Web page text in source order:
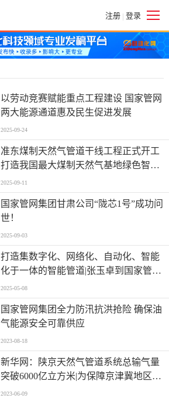
注册 | 登录
以劳动竞赛赋能重点工程建设 国家管网
两大能源通道惠及民生促进发展
2025-09-24
准东煤制天然气管道干线工程正式开工
打造我国最大煤制天然气基地绿色智能
外输管道
2025-09-11
国家管网集团甘肃公司“陇芯1号”成功问
世！
2025-09-03
打造集数字化、网络化、自动化、智能
化于一体的智能管道|张玉卓到国家管网
集团调研
2025-05-08
国家管网集团全力防汛抗洪抢险 确保油
气能源安全可靠供应
2023-08-18
新华网：陕京天然气管道系统总输气量
突破6000亿立方米|为保障京津冀地区天
然气供应和经济社会发展提供巨量清洁
2023-06-09